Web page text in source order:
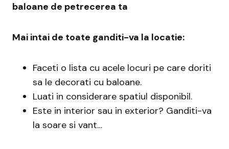
baloane de petrecerea ta
Mai intai de toate ganditi-va la locatie:
Faceti o lista cu acele locuri pe care doriti
sa le decorati cu baloane.
Luati in considerare spatiul disponibil.
Este in interior sau in exterior? Ganditi-va
la soare si vant…